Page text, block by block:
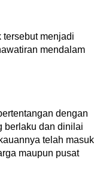
menjadi
mendalam
dengan
berlaku dan dinilai
telah masuk
maupun pusat